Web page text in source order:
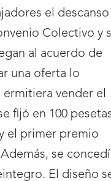
el descanso
Colectivo y
al acuerdo de
una oferta lo
vender el
fijó en 100
el primer premio
se
El diseño